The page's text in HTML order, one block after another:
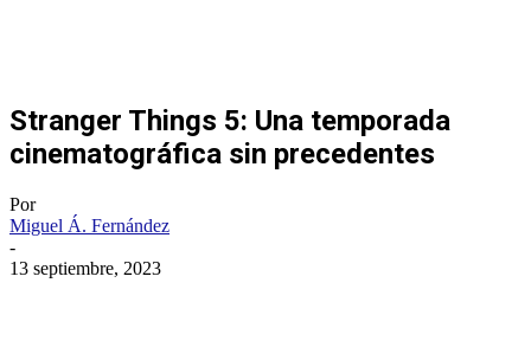
Stranger Things 5: Una temporada
cinematográfica sin precedentes
Por
Miguel Á. Fernández
-
13 septiembre, 2023